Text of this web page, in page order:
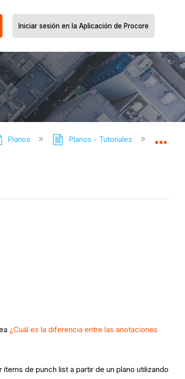
Iniciar sesión en la Aplicación de Procore
Planos Planos - Tutoriales
¿Cuál es la diferencia entre las anotaciones
de punch list a partir de un plano utilizando